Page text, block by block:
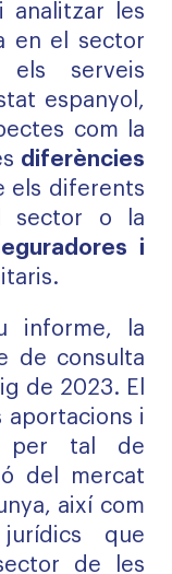
analitzar les
en el sector
serveis
espanyol,
com la
diferències
els diferents
sector o la
i
informe, la
de consulta
de 2023. El
aportacions i
per tal de
del mercat
així com
que
de les